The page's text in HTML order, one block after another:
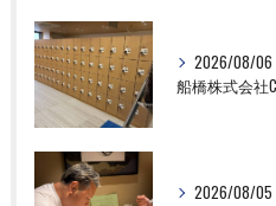
2026/08/06
2026/08/05